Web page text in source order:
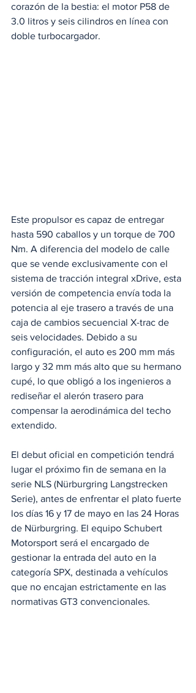
corazón de la bestia: el motor P58 de
3.0 litros y seis cilindros en línea con
doble turbocargador.
Este propulsor es capaz de entregar
hasta 590 caballos y un torque de 700
Nm. A diferencia del modelo de calle
que se vende exclusivamente con el
sistema de tracción integral xDrive, esta
versión de competencia envía toda la
potencia al eje trasero a través de una
caja de cambios secuencial X-trac de
seis velocidades. Debido a su
configuración, el auto es 200 mm más
largo y 32 mm más alto que su hermano
cupé, lo que obligó a los ingenieros a
rediseñar el alerón trasero para
compensar la aerodinámica del techo
extendido.
El debut oficial en competición tendrá
lugar el próximo fin de semana en la
serie NLS (Nürburgring Langstrecken
Serie), antes de enfrentar el plato fuerte
los días 16 y 17 de mayo en las 24 Horas
de Nürburgring. El equipo Schubert
Motorsport será el encargado de
gestionar la entrada del auto en la
categoría SPX, destinada a vehículos
que no encajan estrictamente en las
normativas GT3 convencionales.